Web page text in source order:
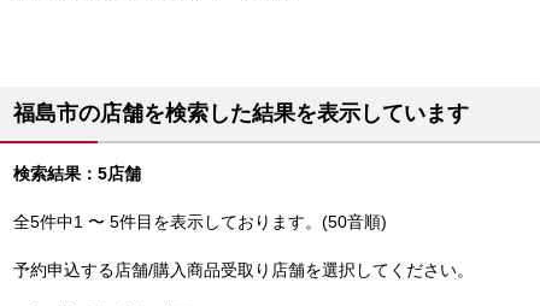
福島市の店舗を検索した結果を表示しています
検索結果：5店舗
全5件中1 〜 5件目を表示しております。(50音順)
予約申込する店舗/購入商品受取り店舗を選択してください。